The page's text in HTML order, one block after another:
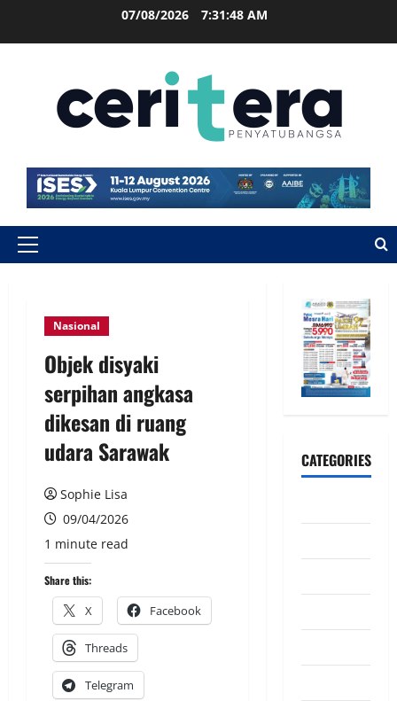
07/08/2026 7:31:49 AM
Nasional
Objek disyaki
serpihan angkasa
dikesan di ruang
udara Sarawak
Sophie Lisa
09/04/2026
1 minute read
Share this:
X Facebook
Threads
Telegram
CATEGORIES